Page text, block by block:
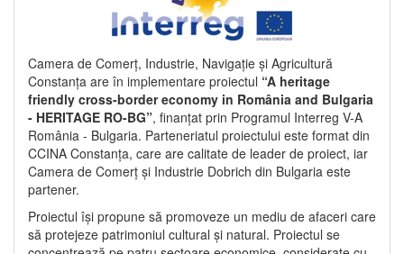
Camera de Comerț, Industrie, Navigație și Agricultură
Constanța are în implementare proiectul “A heritage
friendly cross-border economy in România and Bulgaria
- HERITAGE RO-BG”, finanțat prin Programul Interreg V-A
România - Bulgaria. Parteneriatul proiectului este format din
CCINA Constanța, care are calitate de leader de proiect, iar
Camera de Comerț și Industrie Dobrich din Bulgaria este
partener.
Proiectul își propune să promoveze un mediu de afaceri care
să protejeze patrimoniul cultural și natural. Proiectul se